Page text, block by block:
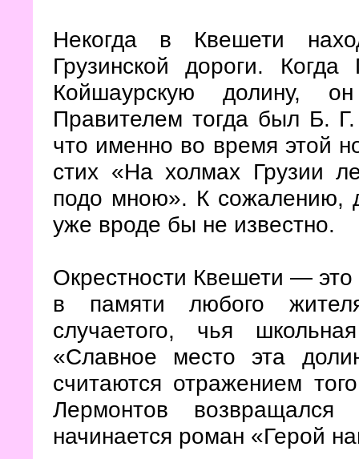
Некогда в Квешети
Грузинской дороги.
Койшаурскую долину,
Правителем тогда был Б.
что именно во время этой
стих «На холмах Грузии
подо мною». К сожалению,
уже вроде бы не известно.
Окрестности Квешети — это
в памяти любого
случаетого, чья
«Славное место эта
считаются отражением
Лермонтов
начинается роман «Герой